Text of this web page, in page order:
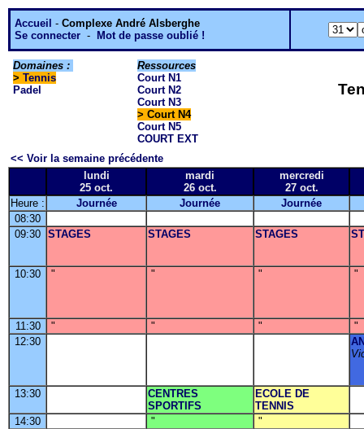
Accueil - Complexe André Alsberghe
Se connecter - Mot de passe oublié !
Domaines :
> Tennis
Padel
Ressources
Court N1
Court N2
Court N3
> Court N4
Court N5
COURT EXT
<< Voir la semaine précédente
lundi
25 oct.
mardi
26 oct.
mercredi
27 oct.
Heure :
Journée Journée
Journée
08:30
09:30 STAGES STAGES STAGES
10:30 " " " "
11:30 " " "
"
12:30
13:30
CENTRES
SPORTIFS
ECOLE DE
TENNIS
14:30
"
"